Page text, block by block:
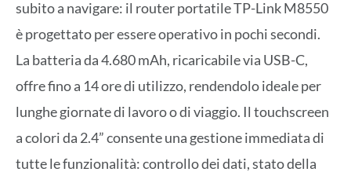
subito a navigare: il router portatile TP-Link M8550
è progettato per essere operativo in pochi secondi.
La batteria da 4.680 mAh, ricaricabile via USB-C,
offre fino a 14 ore di utilizzo, rendendolo ideale per
lunghe giornate di lavoro o di viaggio. Il touchscreen
a colori da 2.4” consente una gestione immediata di
tutte le funzionalità: controllo dei dati, stato della